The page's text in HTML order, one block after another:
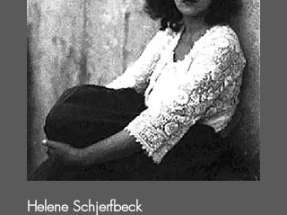
Helene Schjerfbeck